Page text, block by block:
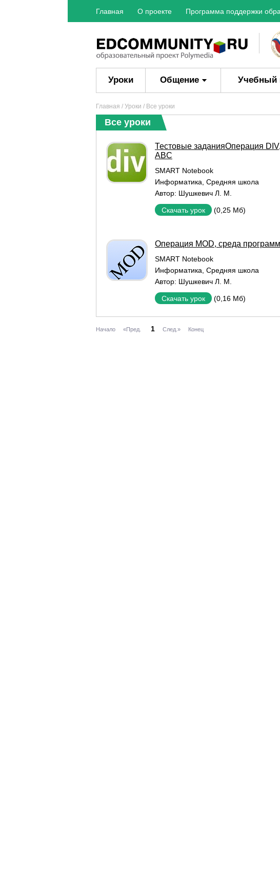
Главная О проекте Программа поддержки
Уроки Общение Учебный
Главная / Уроки / Все уроки
Все уроки
Тестовые заданияОперация
ABC
SMART Notebook
Информатика Средняя школа
Автор: Шушкевич Л. М.
Скачать урок (0,25 Мб)
Операция MOD, среда
SMART Notebook
Информатика Средняя школа
Автор: Шушкевич Л. М.
Скачать урок (0,16 Мб)
Начало «Пред. 1 След.» Конец